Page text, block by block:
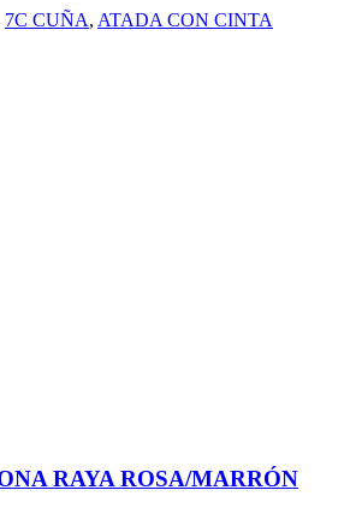
7C CUÑA, ATADA CON CINTA
RAYA ROSA/MARRÓN